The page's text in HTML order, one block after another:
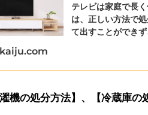
テレビは家庭で長
は、正しい方法で
て出すことができ
機の処分方法】、【冷蔵庫の